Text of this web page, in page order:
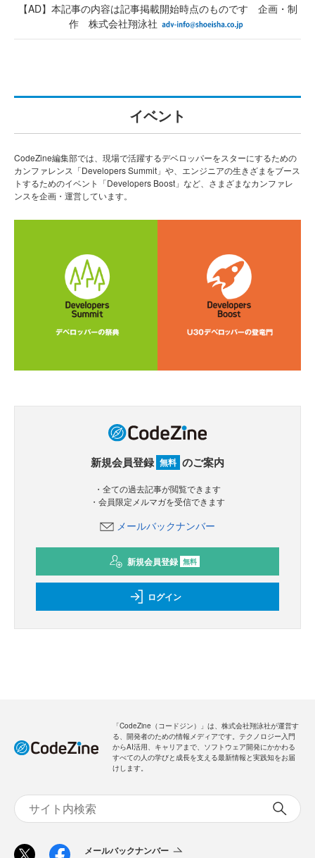
【AD】本記事の内容は記事掲載開始時点のものです 企画・制
作 株式会社翔泳社
イベント
CodeZine編集部では、現場で活躍するデベロッパーをスターにするための
カンファレンス「Developers Summit」や、エンジニアの生きざまをブース
トするためのイベント「Developers Boost」など、さまざまなカンファレ
ンスを企画・運営しています。
新規会員登録 無料 のご案内
・全ての過去記事が閲覧できます
・会員限定メルマガを受信できます
メールバックナンバー
新規会員登録 無料
ログイン
「CodeZine（コードジン）」は、株式会社翔泳社が運営す
る、開発者のための情報メディアです。テクノロジー入門
からAI活用、キャリアまで、ソフトウェア開発にかかわる
すべての人の学びと成長を支える最新情報と実践知をお届
けします。
メールバックナンバー